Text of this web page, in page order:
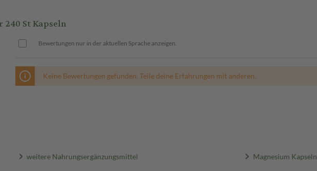
St Kapseln
Bewertungen nur in der aktuellen Sprache anzeigen.
Keine Bewertungen gefunden. Teile deine Erfahrungen mit anderen.
weitere Nahrungsergänzungsmittel Magnesium Kapseln